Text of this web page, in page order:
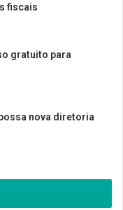
fiscais
gratuito para
nova diretoria